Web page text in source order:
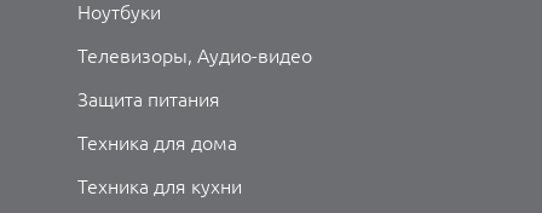
Ноутбуки
Телевизоры, Аудио-видео
Защита питания
Техника для дома
Техника для кухни